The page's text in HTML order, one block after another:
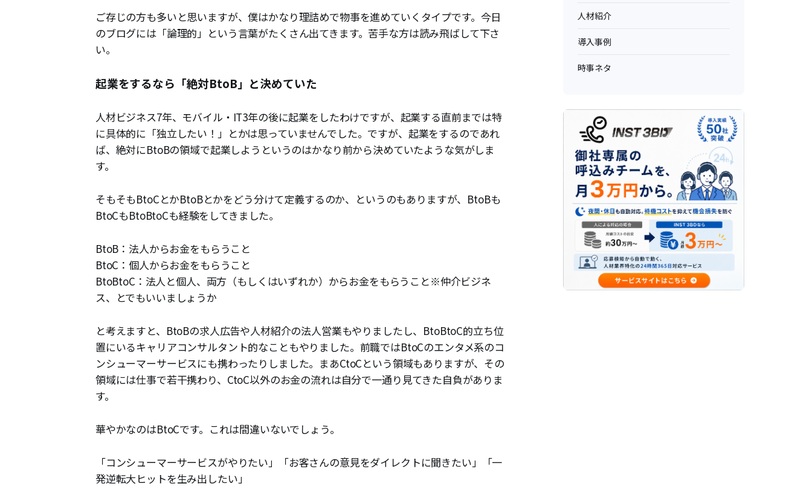
ご存じの方も多いと思いますが、僕はかなり理詰めで物事を進めていくタイプです。今日
のブログには「論理的」という言葉がたくさん出てきます。苦手な方は読み飛ばして下さ
い。
起業をするなら「絶対BtoB」と決めていた
人材ビジネス7年、モバイル・IT3年の後に起業をしたわけですが、起業する直前までは特
に具体的に「独立したい！」とかは思っていませんでした。ですが、起業をするのであれ
ば、絶対にBtoBの領域で起業しようというのはかなり前から決めていたような気がしま
す。
そもそもBtoCとかBtoBとかをどう分けて定義するのか、というのもありますが、BtoBも
BtoCもBtoBtoCも経験をしてきました。
BtoB：法人からお金をもらうこと
BtoC：個人からお金をもらうこと
BtoBtoC：法人と個人、両方（もしくはいずれか）からお金をもらうこと※仲介ビジネ
ス、とでもいいましょうか
と考えますと、BtoBの求人広告や人材紹介の法人営業もやりましたし、BtoBtoC的立ち位
置にいるキャリアコンサルタント的なこともやりました。前職ではBtoCのエンタメ系のコ
ンシューマーサービスにも携わったりしました。まあCtoCという領域もありますが、その
領域には仕事で若干携わり、CtoC以外のお金の流れは自分で一通り見てきた自負がありま
す。
華やかなのはBtoCです。これは間違いないでしょう。
「コンシューマーサービスがやりたい」「お客さんの意見をダイレクトに聞きたい」「一
発逆転大ヒットを生み出したい」
人材紹介
導入事例
時事ネタ